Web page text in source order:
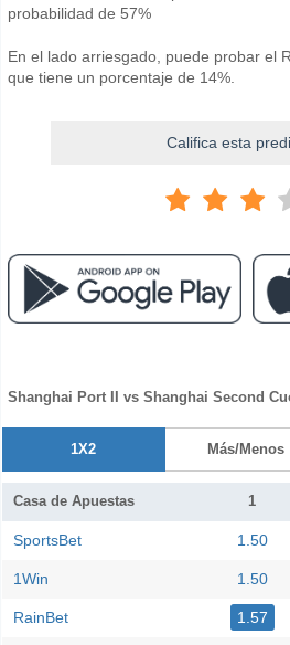
probabilidad de 57%
En el lado arriesgado, puede probar el
que tiene un porcentaje de 14%.
Califica esta
Shanghai Port II vs Shanghai Second
1X2 Más/Menos
Casa de Apuestas 1
SportsBet 1.50
1Win 1.50
RainBet 1.57